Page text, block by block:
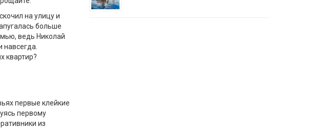
на улицу и
больше
ведь Николай
навсегда.
квартир?
первые клейкие
первому
из